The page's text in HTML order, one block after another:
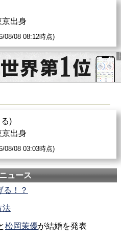
京出身
08/08 08:12時点)
)
京出身
08/08 03:03時点)
ュース
る！？
法
松岡茉優が結婚を発表